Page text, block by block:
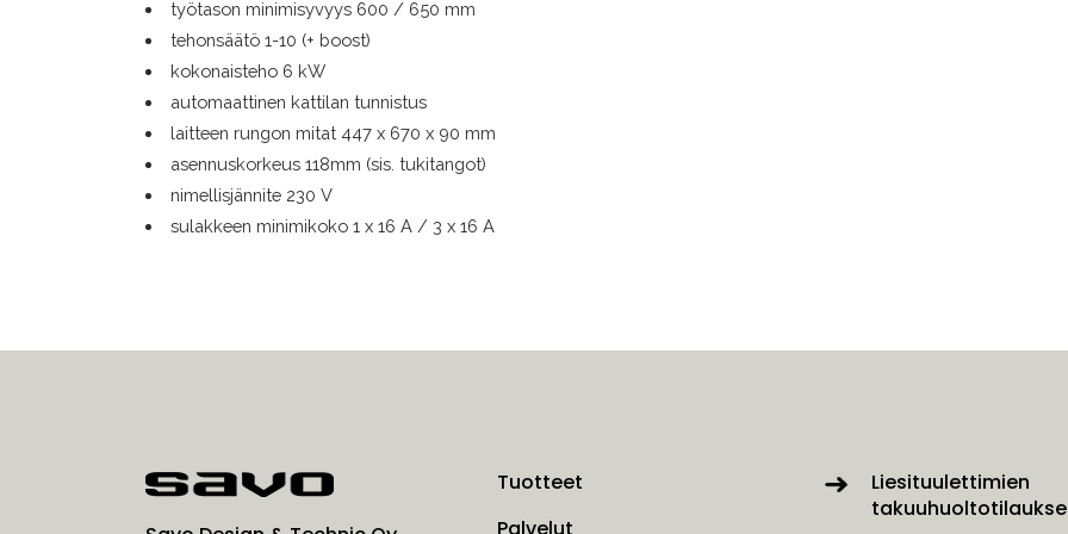
työtason minimisyvyys 600 / 650 mm
tehonsäätö 1-10 (+ boost)
kokonaisteho 6 kW
automaattinen kattilan tunnistus
laitteen rungon mitat 447 x 670 x 90 mm
asennuskorkeus 118mm (sis. tukitangot)
nimellisjännite 230 V
sulakkeen minimikoko 1 x 16 A / 3 x 16 A
Tuotteet
Liesituulettimien